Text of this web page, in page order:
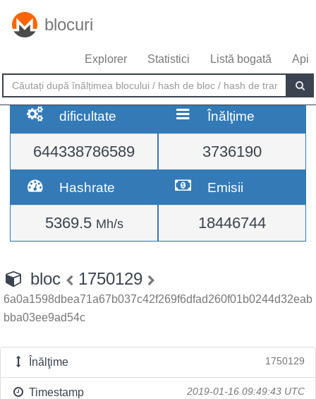
blocuri
Explorer Statistici Listă bogată Api
dificultate
644338786589
Înălţime
3736190
Hashrate
5369.5 Mh/s
Emisii
18446744
bloc 1750129
6a0a1598dbea71a67b037c42f269f6dfad260f01b0244d32eab
bba03ee9ad54c
Înălţime 1750129
Timestamp 2019-01-16 09:49:43 UTC